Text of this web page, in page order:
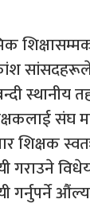
स्थानीय
संघ
शिक्षक